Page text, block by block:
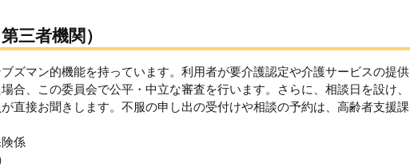
三者機関）
ズマン的機能を持っています。利用者が要介護認定や介護サービスの提供
合、この委員会で公平・中立な審査を行います。さらに、相談日を設け、
直接お聞きします。不服の申し出の受付けや相談の予約は、高齢者支援課
係